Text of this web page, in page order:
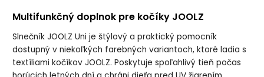
Multifunkčný doplnok pre kočíky JOOLZ
Slnečník JOOLZ Uni ještýlový a praktický pomocník
dostupný v niekoľkých farebných variantoch, ktoré ladia s
textíliami kočíkov JOOLZ. Poskytuje spoľahlivý tieň počas